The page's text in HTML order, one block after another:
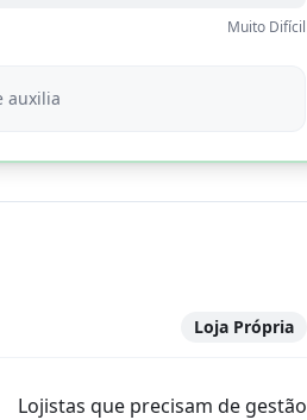
Muito Difícil
auxilia
Loja Própria
Lojistas que precisam de gestão